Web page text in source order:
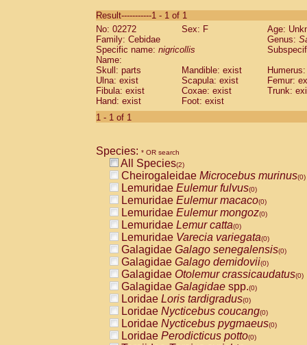
CebidaeSaguinus labiatus(0)
Cebidae Saguinus leucopus (0)
Cebidae
CebidaeSaguinus mystax
Cebidae Saguinus nigricollis (1)
Cebidae Saguinus oedipus
Cebidae Saguinus weddelli
Cebidae Saguinusspp.
Cebidae
CebidaeCebus capucinus
CebidaeCebus nigrivittatus
CebidaeCebus spp.(0)
CebidaeSaimiri boliviensis(0)
CebidaeSaimiri sciureus(0)
AtelidaeAlouatta caraya(0)
AtelidaeAlouatta fusca(0)
AtelidaeAlouatta seniculus(0)
AtelidaeAlouattaspp.(0)
AtelidaeAteles belzebuth(0)
AtelidaeAteles geoffroyi(0)
AtelidaeAteles paniscus(0)
AtelidaeAtelesspp.(0)
AtelidaeLagothrix lagothricha(0)
AtelidaeLagothrix lagothricha cana
PitheciidaeCacajao calvus
Result-----------1 - 1 of 1
No: 02272
Sex: F
Age:
Family: Cebidae
Genus:
Specific name: nigricollis
Name:
Skull: parts
Mandible: exist
Ulna: exist
Scapula: exist
Femur:
Fibula: exist
Coxae: exist
Trunk:
Hand: exist
Foot: exist
1 - 1 of 1
Species: * OR search
All Species(2)
Cheirogaleidae Microcebus murinus(0)
Lemuridae Eulemur fulvus(0)
Lemuridae Eulemur macaco(0)
Lemuridae Eulemur mongoz(0)
Lemuridae Lemur catta(0)
Lemuridae Varecia variegata(0)
Galagidae Galago senegalensis(0)
Galagidae Galago demidovii(0)
Galagidae Otolemur crassicaudatus(0)
Galagidae Galagidae spp.(0)
Loridae Loris tardigradus(0)
Loridae Nycticebus coucang(0)
Loridae Nycticebus pygmaeus(0)
Loridae Perodicticus potto(0)